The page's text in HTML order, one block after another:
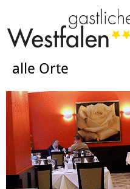
alle Orte